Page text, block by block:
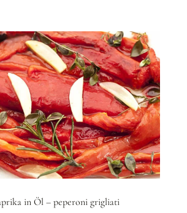
in Öl – peperoni grigliati